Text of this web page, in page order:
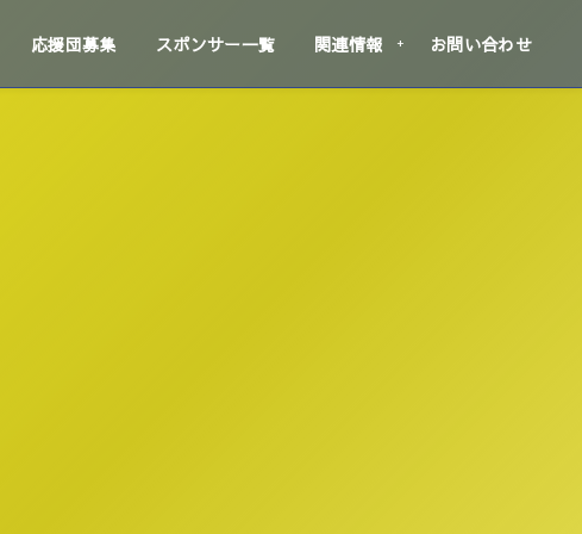
応援団募集 スポンサー一覧 関連情報 お問い合わせ